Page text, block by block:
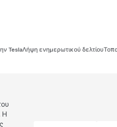
TeslaΛήψη ενημερωτικού δελτίου
Η